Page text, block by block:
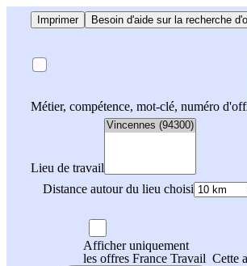
Imprimer Besoin d'aide sur la recherche
Métier, compétence, mot-clé, numéro
Lieu de travail
Distance autour du lieu choisi
Afficher uniquement
les offres France Travail Cette